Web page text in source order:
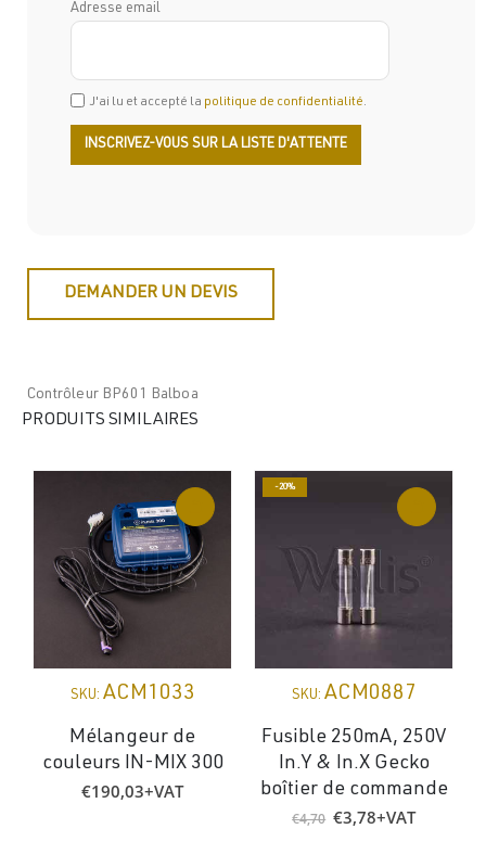
Adresse email
J'ai lu et accepté la politique de confidentialité.
DEMANDER UN DEVIS
Contrôleur BP601 Balboa
PRODUITS SIMILAIRES
SKU: ACM1033
Mélangeur de
couleurs IN-MIX 300
€190,03+VAT
-20%
SKU: ACM0887
Fusible 250mA, 250V
In.Y & In.X Gecko
boîtier de commande
€4,70 Le
prix
€3,78Le
prix
+VAT